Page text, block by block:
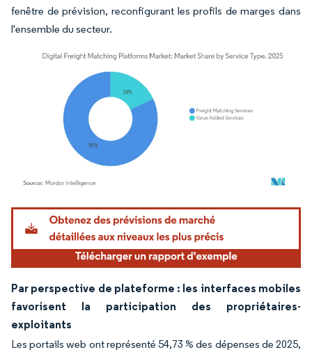
fenêtre de prévision, reconfigurant les profils de marges dans
l'ensemble du secteur.
Image © Mordor Intelligence. La réutilisation nécessite une attribution sous CC BY
Par perspective de plateforme : les interfaces mobiles
favorisent la participation des propriétaires-
exploitants
Les portails web ont représenté 54,73 % des dépenses de 2025,